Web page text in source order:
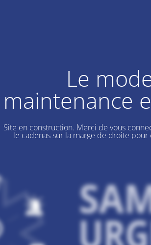
Le
maintenance
Site en construction. Merci de vous
le cadenas sur la marge de droite pour